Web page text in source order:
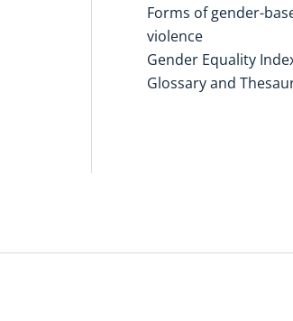
Forms of gender-
violence
Gender Equality
Glossary and